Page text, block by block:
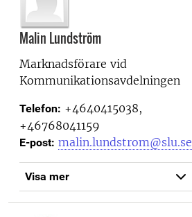
Malin Lundström
Marknadsförare vid
Kommunikationsavdelningen
Telefon: +4640415038,
+46768041159
E-post: malin.lundstrom@slu.se
Visa mer